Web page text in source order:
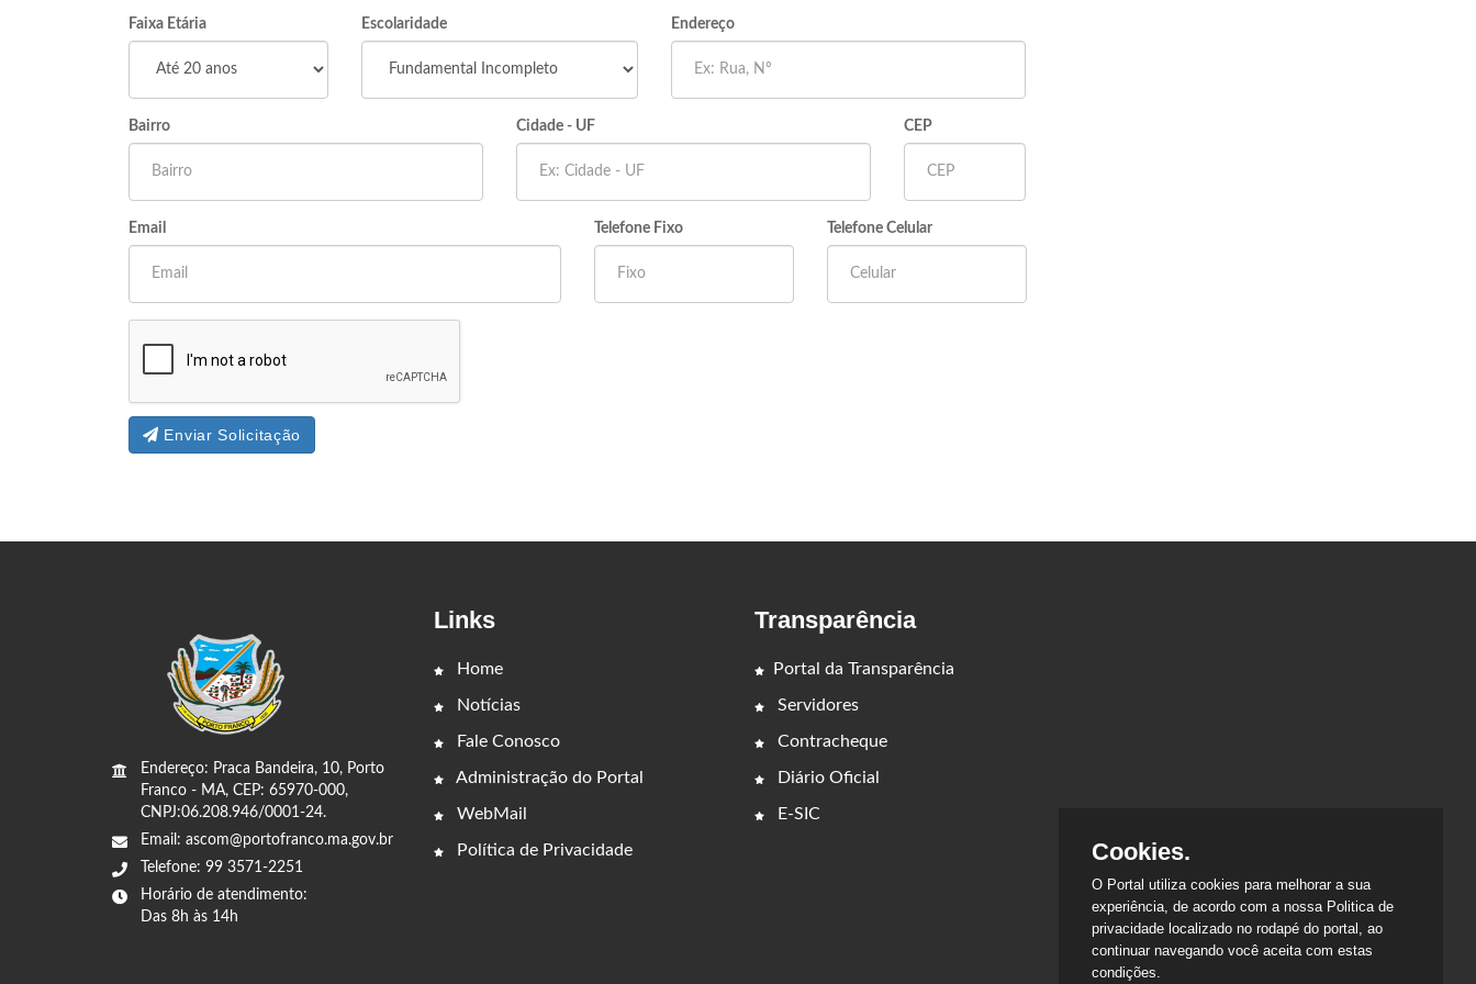
Faixa Etária Escolaridade Endereço
Bairro Cidade - UF CEP
Email Telefone Fixo Telefone Celular
Enviar Solicitação
Endereço: Praca Bandeira, 10, Porto
Franco - MA, CEP: 65970-000,
CNPJ:06.208.946/0001-24.
Email: ascom@portofranco.ma.gov.br
Telefone: 99 3571-2251
Horário de atendimento:
Das 8h às 14h
Links
Home
Notícias
Fale Conosco
Administração do Portal
WebMail
Política de Privacidade
Transparência
Portal da Transparência
Servidores
Contracheque
Diário Oficial
E-SIC
Cookies.
O Portal utiliza cookies para melhorar a sua
experiência, de acordo com a nossa Politica de
privacidade localizado no rodapé do portal, ao
continuar navegando você aceita com estas
condições.